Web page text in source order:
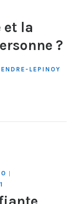
la
?
LEPINOY
|